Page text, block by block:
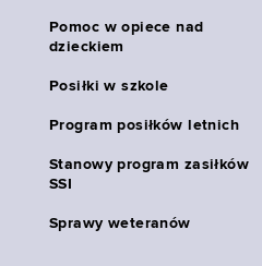
Pomoc w opiece nad
dzieckiem
Posiłki w szkole
Program posiłków letnich
Stanowy program zasiłków
SSI
Sprawy weteranów